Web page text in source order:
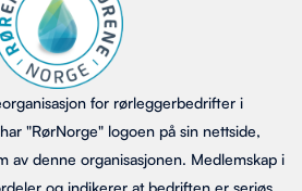
for rørleggerbedrifter i
"RørNorge" logoen på sin nettside,
av denne organisasjonen. Medlemskap i